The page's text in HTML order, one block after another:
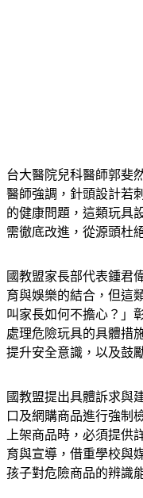
台大醫院兒科醫師郭斐
醫師強調，針頭設計若
的健康問題，這類玩具
需徹底改進，從源頭杜
國教盟家長部代表鍾君
育與娛樂的結合，但這
叫家長如何不擔心？」
處理危險玩具的具體措
提升安全意識，以及鼓
國教盟提出具體訴求與
口及網購商品進行強制
上架商品時，必須提供
育與宣導，借重學校與
孩子對危險商品的辨識